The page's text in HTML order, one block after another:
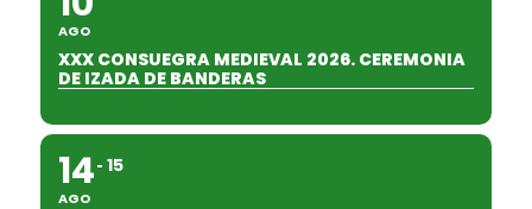
AGO
XXX CONSUEGRA MEDIEVAL 2026. CEREMONIA
DE IZADA DE BANDERAS
14
AGO
15